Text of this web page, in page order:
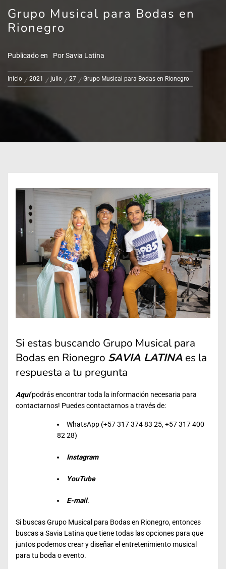
Grupo Musical para Bodas en
Rionegro
Publicado en PorSavia Latina
Inicio 2021 julio 27 Grupo Musical para Bodas en Rionegro
Si estas buscando Grupo Musical para
Bodas en Rionegro SAVIA LATINA es la
respuesta a tu pregunta
Aquípodrás encontrar toda la información necesaria para
contactarnos! Puedes contactarnos a través de:
WhatsApp (+57 317 374 83 25, +57 317 400
82 28)
Instagram
YouTube
E-mail.
Si buscas Grupo Musical para Bodas en Rionegro, entonces
buscas a Savia Latina que tiene todas las opciones para que
juntos podemos crear y diseñar el entretenimiento musical
para tu boda o evento.